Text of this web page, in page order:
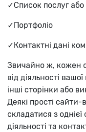
✓Список послуг або
✓Портфоліо
✓Контактні дані
Звичайно ж, кожен
від діяльності
інші сторінки або
Деякі прості сайти-
складатися з
діяльності та